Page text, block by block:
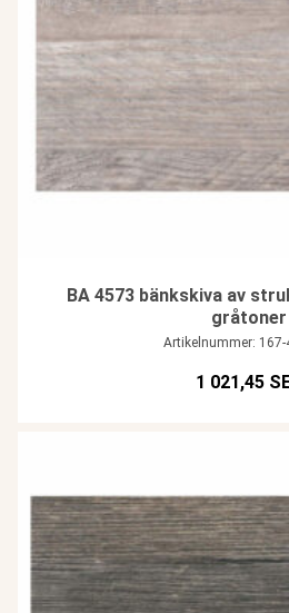
BA 4573 bänkskiva av
gråtoner
Artikelnummer: 167-
1 021,45